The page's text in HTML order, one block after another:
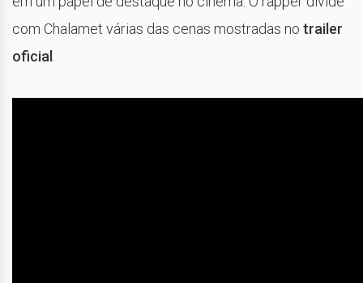
com Chalamet várias das cenas mostradas no trailer
oficial